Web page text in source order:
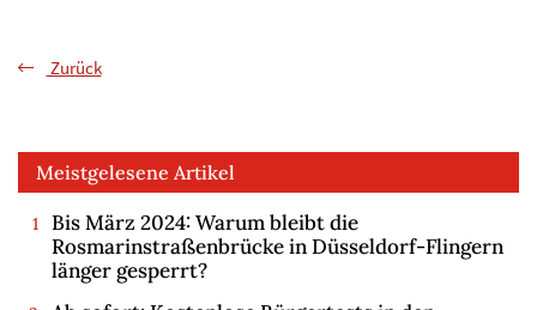
Zurück
Meistgelesene Artikel
Bis März 2024: Warum bleibt die
Rosmarinstraßenbrücke in Düsseldorf-Flingern
länger gesperrt?